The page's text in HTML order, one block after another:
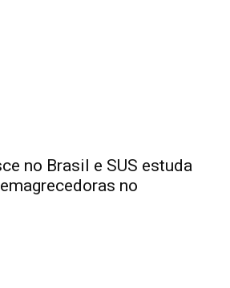
no Brasil e SUS estuda
no